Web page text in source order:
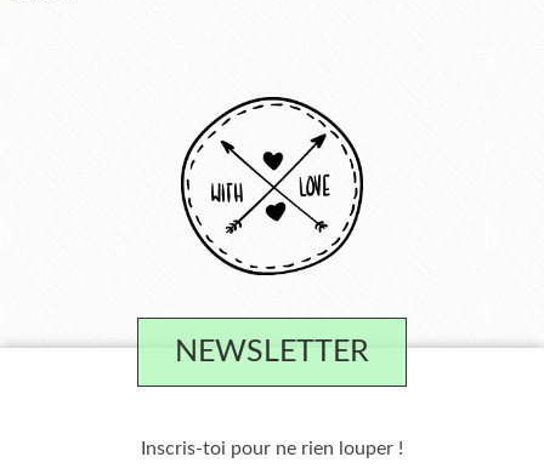
NEWSLETTER
Inscris-toi pour ne rien louper !